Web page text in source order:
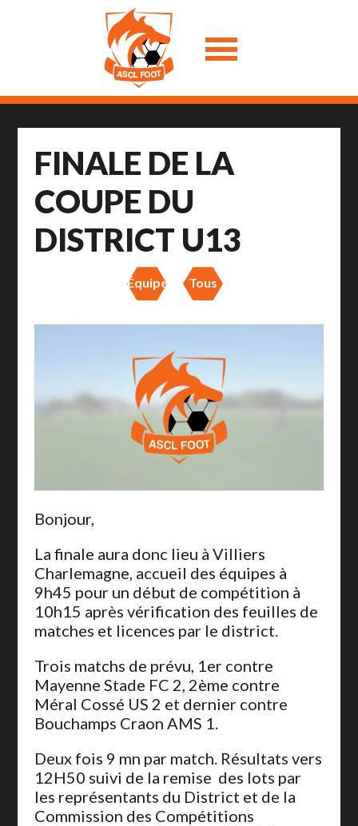
FINALE DE LA
COUPE DU
DISTRICT U13
Équipes Tous
Bonjour,
La finale aura donc lieu à Villiers
Charlemagne, accueil des équipes à
9h45 pour un début de compétition à
10h15 après vérification des feuilles de
matches et licences par le district.
Trois matchs de prévu, 1er contre
Mayenne Stade FC 2, 2ème contre
Méral Cossé US 2 et dernier contre
Bouchamps Craon AMS 1.
Deux fois 9 mn par match. Résultats vers
12H50 suivi de la remise des lots par
les représentants du District et de la
Commission des Compétitions